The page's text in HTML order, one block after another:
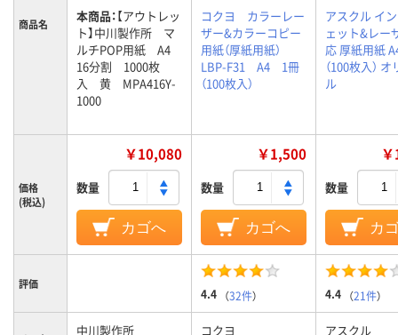
商品名 本商品：【アウトレッ
ト】中川製作所 マ
ルチPOP用紙 A4
16分割 1000枚
入 黄 MPA416Y-
1000
コクヨ カラーレー
ザー&カラーコピー
用紙（厚紙用紙）
LBP-F31 A4 1冊
（100枚入）
アスクル イ
ェット&レー
応 厚紙用紙
（100枚入）
ル
価格
(税込)
￥10,080
数量
カゴへ
￥1,500
数量
カゴへ
数量
カ
評価
4.4 （32件） 4.4 （21件）
中川製作所 コクヨ アスクル